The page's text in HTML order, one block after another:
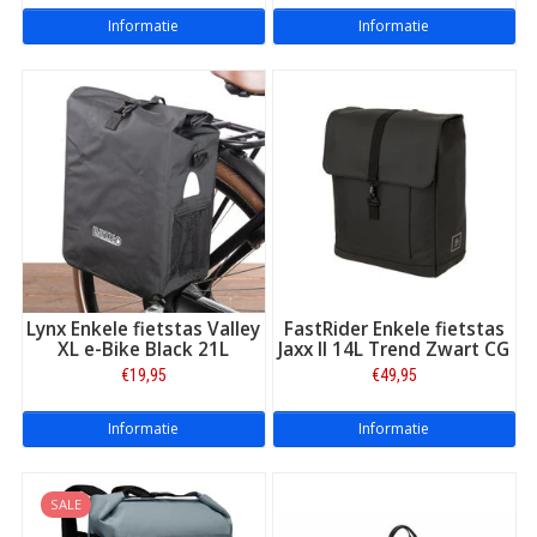
Kantoorfietstas en messenger bag
Voor forenzen en studenten zijn er enkele fietstassen met een
meer zakelijke uitstraling. Dezekantoorfietstassen
vaak over een gevoerd laptopvak, een organiser voor
documenten en accessoires, en een strakke, neutrale
vormgeving. Na het fietsen dekt u de bevestigingshaken af en
draagt u de tas als schoudertas of aktetas. Merken zoals
Ortlieb, Vaude, Basil en New Looxs bieden diverse modellen
kantoorfietstassen en messenger bags, waaronder waterdichte
office bags voor dagelijks gebruik in wisselende
weersomstandigheden.
Informatie Informatie
Lynx Enkele fietstas Valley
XL e-Bike Black 21L
€19,95
Informatie
FastRider Enkele fietstas
Jaxx II 14L Trend Zwart CG
€49,95
Informatie
SALE